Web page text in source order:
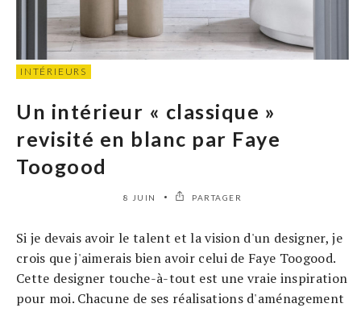
INTÉRIEURS
Un intérieur « classique »
revisité en blanc par Faye
Toogood
8 JUIN PARTAGER
Si je devais avoir le talent et la vision d'un designer, je
crois que j'aimerais bien avoir celui de Faye Toogood.
Cette designer touche-à-tout est une vraie inspiration
pour moi. Chacune de ses réalisations d'aménagement